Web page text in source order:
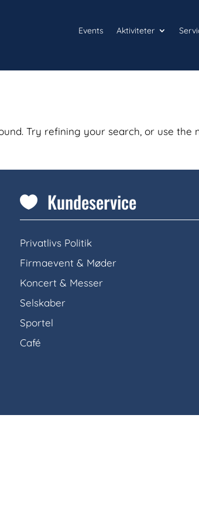
Events Aktiviteter
Try refining your search, or use the
 Kundeservice
Privatlivs Politik
Firmaevent & Møder
Koncert & Messer
Selskaber
Sportel
Café